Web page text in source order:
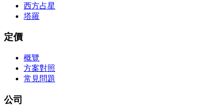
西方占星
塔羅
定價
概覽
方案對照
常見問題
公司